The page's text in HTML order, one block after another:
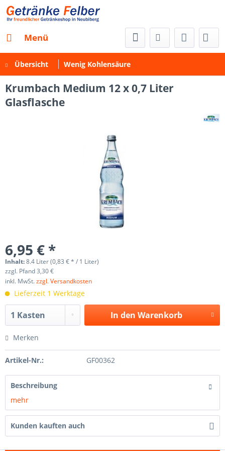
Menü
Übersicht Wenig Kohlensäure
Krumbach Medium 12 x 0,7 Liter
Glasflasche
6,95 € *
Inhalt:8.4 Liter (0,83 € * / 1 Liter)
zzgl. Pfand 3,30 €
inkl. MwSt.zzgl. Versandkosten
Lieferzeit 1 Werktage
In den Warenkorb
Merken
Artikel-Nr.: GF00362
Beschreibung
mehr
Kunden kauften auch